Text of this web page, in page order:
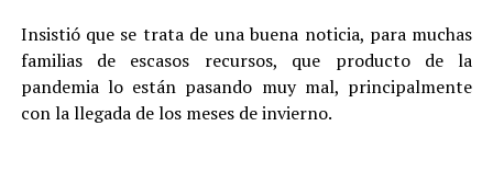
Insistió que se trata de una buena noticia, para muchas
familias de escasos recursos, que producto de la
pandemia lo están pasando muy mal, principalmente
con la llegada de los meses de invierno.